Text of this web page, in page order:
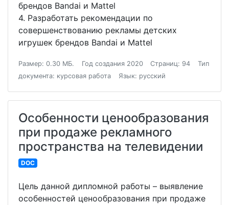
брендов Bandai и Mattel
4. Разработать рекомендации по
совершенствованию рекламы детских
игрушек брендов Bandai и Mattel
Размер: 0.30 МБ. Год создания 2020 Страниц: 94
Тип
документа: курсовая работа
Язык: русский
Особенности ценообразования
при продаже рекламного
пространства на телевидении
DOC
Цель данной дипломной работы – выявление
особенностей ценообразования при продаже